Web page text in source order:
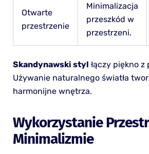
Otwarte
przestrzenie
Minimalizacja
przeszkód w
przestrzeni.
Skandynawski styl łączy piękno
Używanie naturalnego światła
harmonijne wnętrza.
Wykorzystanie
Minimalizmie